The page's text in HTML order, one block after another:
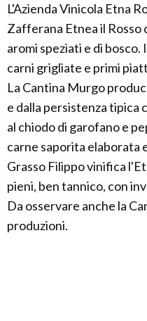
L'Azienda Vinicola Etna
Zafferana Etnea il Rosso
aromi speziati e di bosco.
carni grigliate e primi
La Cantina Murgo
e dalla persistenza tipica
al chiodo di garofano e
carne saporita elaborata
Grasso Filippo vinifica
pieni, ben tannico, con
Da osservare anche la
produzioni.